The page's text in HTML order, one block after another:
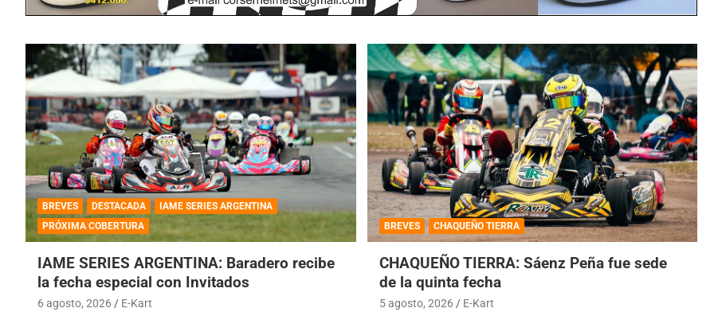
BREVES DESTACADA
IAME SERIES ARGENTINA
PRÓXIMA COBERTURA
IAME SERIES ARGENTINA: Baradero recibe
la fecha especial con Invitados
6 agosto, 2026 E-Kart
BREVES CHAQUEÑO TIERRA
CHAQUEÑO TIERRA: Sáenz Peña fue sede
de la quinta fecha
5 agosto, 2026 E-Kart